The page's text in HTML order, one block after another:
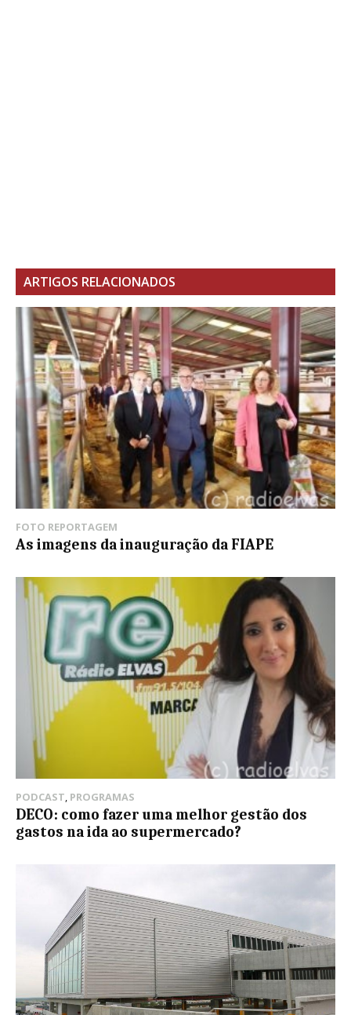
ARTIGOS RELACIONADOS
FOTO REPORTAGEM
As imagens da inauguração da FIAPE
PODCAST, PROGRAMAS
DECO: como fazer uma melhor gestão dos
gastos na ida ao supermercado?